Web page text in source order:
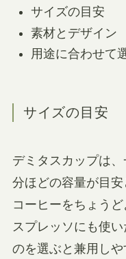
サイズの目安
素材とデザイン
用途に合わせて
サイズの目安
デミタスカップは
分ほどの容量が目
コーヒーをちょう
スプレッソにも使
のを選ぶと兼用し